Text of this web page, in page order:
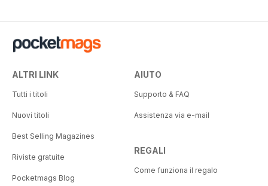
ALTRI LINK
Tutti i titoli
Nuovi titoli
Best Selling Magazines
Riviste gratuite
Pocketmags Blog
AIUTO
Supporto & FAQ
Assistenza via e-mail
REGALI
Come funziona il regalo